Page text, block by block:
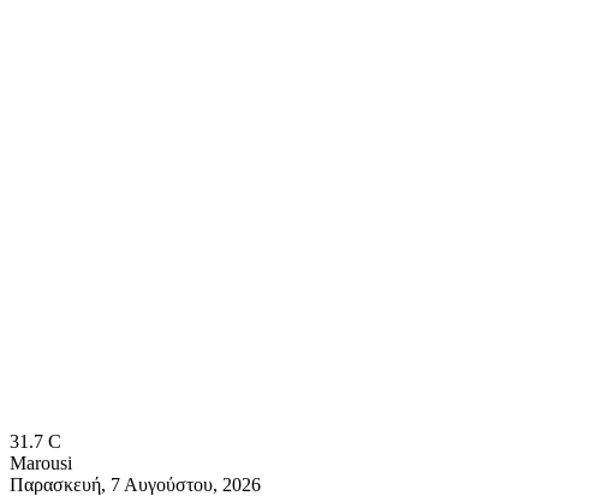
31.7 C
Marousi
Παρασκευή, 7 Αυγούστου, 2026